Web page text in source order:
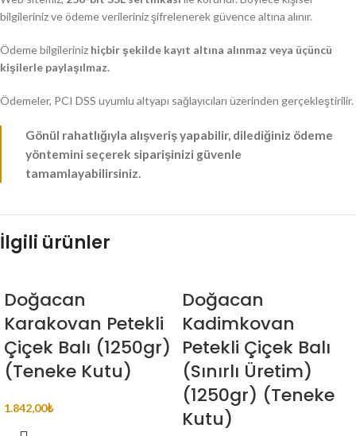
bilgileriniz ve ödeme verileriniz şifrelenerek güvence altına alınır.
Ödeme bilgileriniz hiçbir şekilde kayıt altına alınmaz veya üçüncü
kişilerle paylaşılmaz.
Ödemeler, PCI DSS uyumlu altyapı sağlayıcıları üzerinden gerçekleştirilir.
Gönül rahatlığıyla alışveriş yapabilir, dilediğiniz ödeme
yöntemini seçerek siparişinizi güvenle
tamamlayabilirsiniz.
İlgili ürünler
Doğacan
Karakovan Petekli
Çiçek Balı (1250gr)
(Teneke Kutu)
1.842,00₺
Doğacan
Kadimkovan
Petekli Çiçek Balı
(Sınırlı Üretim)
(1250gr) (Teneke
Kutu)